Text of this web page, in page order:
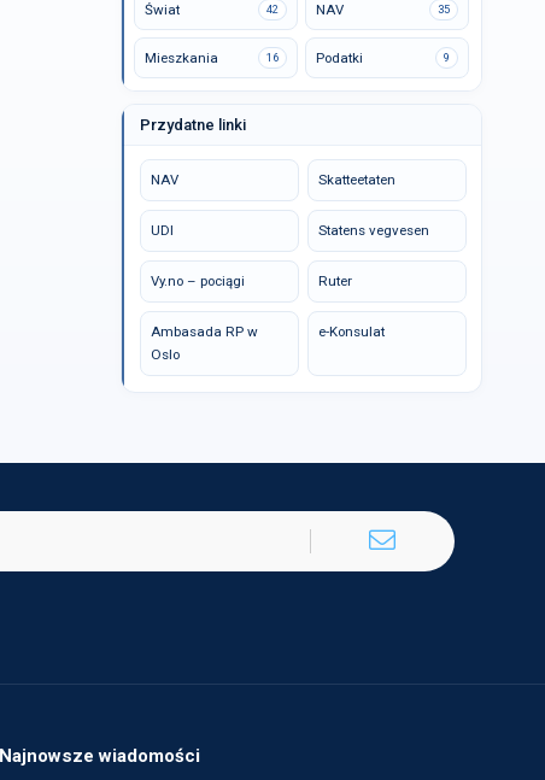
Świat 42 NAV 35
Mieszkania 16 Podatki 9
Przydatne linki
NAV Skatteetaten
UDI Statens vegvesen
Vy.no – pociągi Ruter
Ambasada RP w
Oslo
e-Konsulat
Najnowsze wiadomości